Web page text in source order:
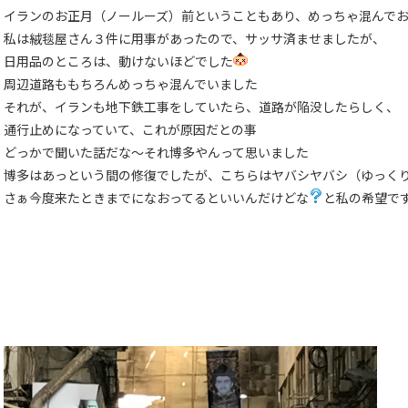
イランのお正月（ノールーズ）前ということもあり、めっちゃ混んで
私は絨毯屋さん３件に用事があったので、サッサ済ませましたが、
日用品のところは、動けないほどでした
周辺道路ももちろんめっちゃ混んでいました
それが、イランも地下鉄工事をしていたら、道路が陥没したらしく、
通行止めになっていて、これが原因だとの事
どっかで聞いた話だな〜それ博多やんって思いました
博多はあっという間の修復でしたが、こちらはヤバシヤバシ（ゆっく
さぁ今度来たときまでになおってるといいんだけどな
と私の希望で